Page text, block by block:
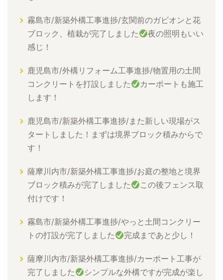
霧島市/新築外構工事進捗/玄関前のガビオンと花
ブロック、植栽が完了しました
夜の照明もいい
感じ！
鹿児島市/外構リフォーム工事進捗/物置用の土間
コンクリートを打設しました
カーポートも施工
します！
鹿児島市/新築外構工事進捗/また新しい現場がス
タートしました！まずは境界ブロック積みからで
す！
薩摩川内市/新築外構工事進捗/お庭の整地と境界
ブロック積みが完了しました
この後フェンス取
付けです！
霧島市/新築外構工事進捗/やっと土間コンクリー
トの打設が完了しました
完成まであと少し！
薩摩川内市/新築外構工事進捗/カーポート工事が
完了しました
シンプルな外構ですが完成が楽し